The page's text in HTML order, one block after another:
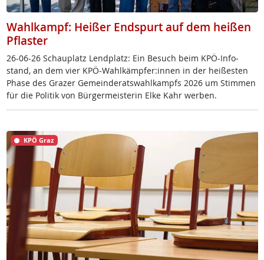
Wahlkampf: Heißer Endspurt auf dem heißen
Pflaster
26-06-26 Schau­platz Lend­platz: Ein Be­such beim KPÖ-In­fo­
stand, an dem vier KPÖ-Wahl­kämp­fer:in­nen in der hei­ßes­ten
Pha­se des Gra­zer Ge­mein­de­rats­wahl­kampfs 2026 um Stim­men
für die Po­li­tik von Bür­ger­meis­te­rin El­ke Kahr wer­ben.
KPÖ Graz